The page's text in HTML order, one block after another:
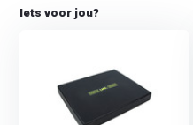
Iets voor jou?